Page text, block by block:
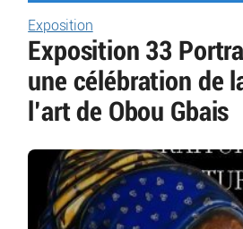
Exposition
Exposition 33
une célébration de
l’art de Obou Gbais